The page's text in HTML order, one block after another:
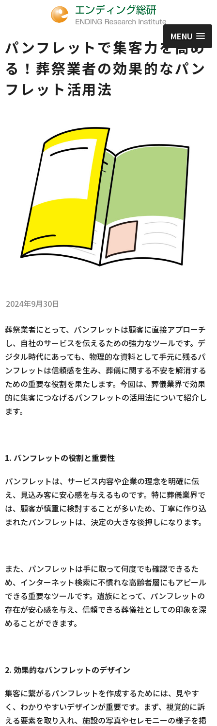
MENU
パンフレットで集客力を高め
る！葬祭業者の効果的なパン
フレット活用法
2024年9月30日
葬祭業者にとって、パンフレットは顧客に直接アプローチ
し、自社のサービスを伝えるための強力なツールです。デ
ジタル時代にあっても、物理的な資料として手元に残るパ
ンフレットは信頼感を生み、葬儀に関する不安を解消する
ための重要な役割を果たします。今回は、葬儀業界で効果
的に集客につなげるパンフレットの活用法について紹介し
ます。
1. パンフレットの役割と重要性
パンフレットは、サービス内容や企業の理念を明確に伝
え、見込み客に安心感を与えるものです。特に葬儀業界で
は、顧客が慎重に検討することが多いため、丁寧に作り込
まれたパンフレットは、決定の大きな後押しになります。
また、パンフレットは手に取って何度でも確認できるた
め、インターネット検索に不慣れな高齢者層にもアピール
できる重要なツールです。遺族にとって、パンフレットの
存在が安心感を与え、信頼できる葬儀社としての印象を深
めることができます。
2. 効果的なパンフレットのデザイン
集客に繋がるパンフレットを作成するためには、見やす
く、わかりやすいデザインが重要です。まず、視覚的に訴
える要素を取り入れ、施設の写真やセレモニーの様子を掲